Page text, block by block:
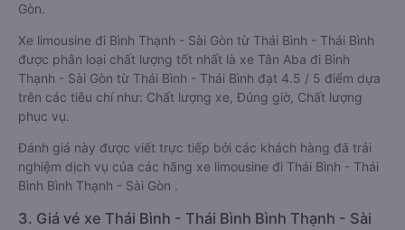
Gòn.
Xe limousine đi Bình Thạnh - Sài Gòn từ Thái Bình - Thái Bình
được phân loại chất lượng tốt nhất là xe Tân Aba đi Bình
Thạnh - Sài Gòn từ Thái Bình - Thái Bình đạt 4.5 / 5 điểm dựa
trên các tiêu chí như: Chất lượng xe, Đúng giờ, Chất lượng
phục vụ.
Đánh giá này được viết trực tiếp bởi các khách hàng đã trải
nghiệm dịch vụ của các hãng xe limousine đi Thái Bình - Thái
Bình Bình Thạnh - Sài Gòn .
3. Giá vé xe Thái Bình - Thái Bình Bình Thạnh - Sài